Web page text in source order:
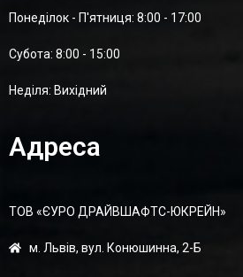
Понеділок - П'ятниця: 8:00 - 17:00
Суботa: 8:00 - 15:00
Неділя: Вихідний
Адреса
ТОВ «ЄУРО ДРАЙВШАФТC-ЮКРЕЙН»
м. Львів, вул. Конюшинна, 2-Б